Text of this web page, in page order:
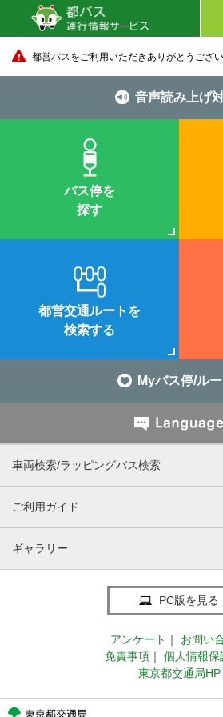
都営バスをご利用いただきありがとうござい
音声読み上げ
バス停を
探す
都営交通ルートを
検索する
Myバス停/ルー
車両検索/ラッピングバス検索
ご利用ガイド
ギャラリー
PC版を見る
アンケート ｜
お問い
免責事項 ｜
個人情報保
東京都交通局HP